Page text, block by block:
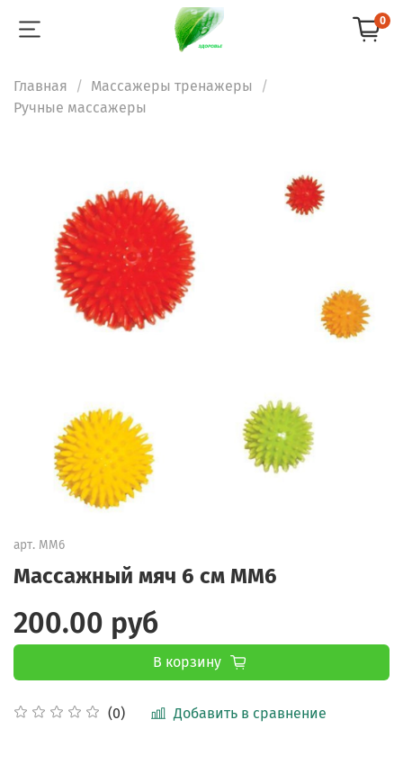
0
Главная
Массажеры тренажеры
Ручные массажеры
арт. MM6
Массажный мяч 6 см MM6
(0) Добавить в сравнение
200.00 руб
В корзину